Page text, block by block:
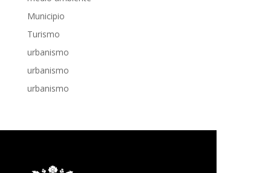
Municipio
Turismo
urbanismo
urbanismo
urbanismo